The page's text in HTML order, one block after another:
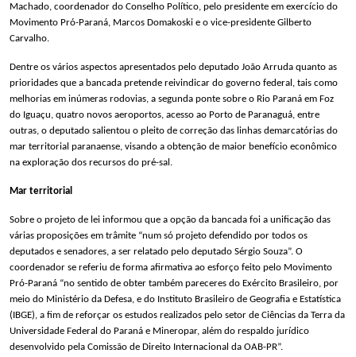
Machado, coordenador do Conselho Político, pelo presidente em exercício do
Movimento Pró-Paraná, Marcos Domakoski e o vice-presidente Gilberto
Carvalho.
Dentre os vários aspectos apresentados pelo deputado João Arruda quanto as
prioridades que a bancada pretende reivindicar do governo federal, tais como
melhorias em inúmeras rodovias, a segunda ponte sobre o Rio Paraná em Foz
do Iguaçu, quatro novos aeroportos, acesso ao Porto de Paranaguá, entre
outras, o deputado salientou o pleito de correção das linhas demarcatórias do
mar territorial paranaense, visando a obtenção de maior benefício econômico
na exploração dos recursos do pré-sal.
Mar territorial
Sobre o projeto de lei informou que a opção da bancada foi a unificação das
várias proposições em trâmite “num só projeto defendido por todos os
deputados e senadores, a ser relatado pelo deputado Sérgio Souza”. O
coordenador se referiu de forma afirmativa ao esforço feito pelo Movimento
Pró-Paraná “no sentido de obter também pareceres do Exército Brasileiro, por
meio do Ministério da Defesa, e do Instituto Brasileiro de Geografia e Estatística
(IBGE), a fim de reforçar os estudos realizados pelo setor de Ciências da Terra da
Universidade Federal do Paraná e Mineropar, além do respaldo jurídico
desenvolvido pela Comissão de Direito Internacional da OAB-PR”.